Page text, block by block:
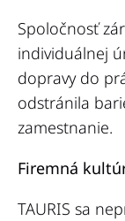
Spoločnosť
individuálnej
dopravy do
odstránila
zamestnanie.
Firemná
TAURIS sa